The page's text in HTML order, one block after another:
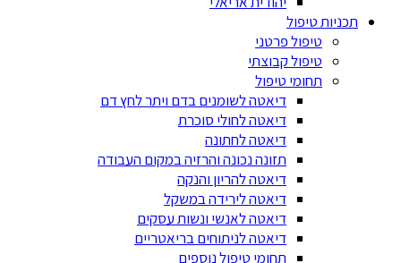
תכניות טיפול
טיפול פרטני
טיפול קבוצתי
תחומי טיפול
דיאטה לשומנים בדם ויתר לחץ דם
דיאטה לחולי סוכרת
דיאטה לחתונה
תזונה נכונה והרזיה במקום העבודה
דיאטה להריון והנקה
דיאטה לירידה במשקל
דיאטה לאנשי ונשות עסקים
דיאטה לניתוחים בריאטריים
תחומי טיפול נוספים